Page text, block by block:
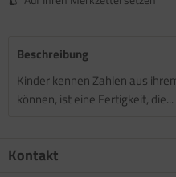
Beschreibung
Kinder kennen Zahlen aus
können, ist eine Fertigkeit, die...
Kontakt